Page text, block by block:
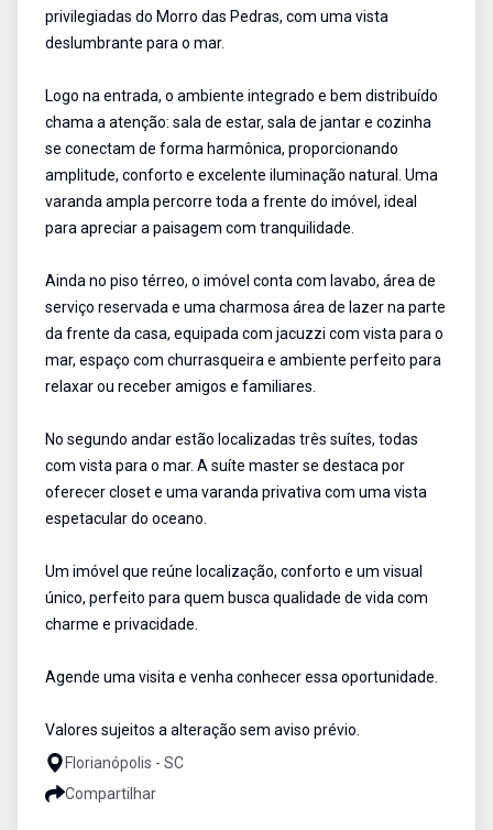
privilegiadas do Morro das Pedras, com uma vista
deslumbrante para o mar.
Logo na entrada, o ambiente integrado e bem distribuído
chama a atenção: sala de estar, sala de jantar e cozinha
se conectam de forma harmônica, proporcionando
amplitude, conforto e excelente iluminação natural. Uma
varanda ampla percorre toda a frente do imóvel, ideal
para apreciar a paisagem com tranquilidade.
Ainda no piso térreo, o imóvel conta com lavabo, área de
serviço reservada e uma charmosa área de lazer na parte
da frente da casa, equipada com jacuzzi com vista para o
mar, espaço com churrasqueira e ambiente perfeito para
relaxar ou receber amigos e familiares.
No segundo andar estão localizadas três suítes, todas
com vista para o mar. A suíte master se destaca por
oferecer closet e uma varanda privativa com uma vista
espetacular do oceano.
Um imóvel que reúne localização, conforto e um visual
único, perfeito para quem busca qualidade de vida com
charme e privacidade.
Agende uma visita e venha conhecer essa oportunidade.
Valores sujeitos a alteração sem aviso prévio.
Florianópolis - SC
Compartilhar